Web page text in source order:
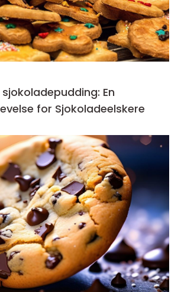
En
for Sjokoladeelskere